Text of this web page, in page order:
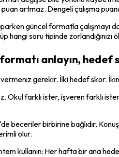
artmaz. Dengeli çalışma puanı
güncel formatla çalışmayı
hangi soru tipinde zorlandığınızı
anlayın, hedef
gerekir. İlki hedef skor.
farklı ister, işveren farklı
beceriler birbirine bağlıdır.
olur.
kullanın: Her hafta bir ana